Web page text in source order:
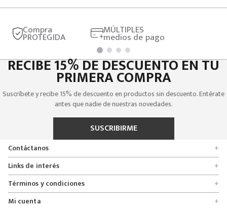
Compra
PROTEGIDA
MÚLTIPLES
medios de pago
RECIBE 15% DE DESCUENTO EN TU
PRIMERA COMPRA
Suscríbete y recibe 15% de descuento en productos sin descuento. Entérate
antes que nadie de nuestras novedades.
SUSCRIBIRME
Contáctanos
+
Encuentra tu tienda
Formulario de solicitudes
Servicio al cliente
Línea nacional 01 8000 112674
Links de interés +
Quienes somos
Políticas de entrega, cambio y devolución
Políticas de privacidad
Términos y condiciones +
Promociones
Mi cuenta +